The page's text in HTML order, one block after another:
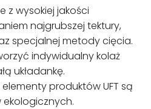
z wysokiej jakości
najgrubszej tektury,
specjalnej metody cięcia.
indywidualny kolaż
układankę.
produktów UFT są
ekologicznych.